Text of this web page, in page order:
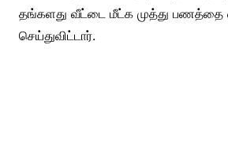
தங்களது வீட்டை மீட்க முத்து பணத்தை
செய்துவிட்டார்.